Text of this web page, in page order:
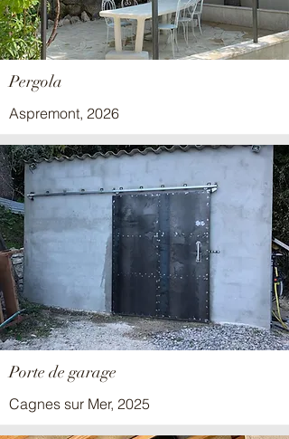
Pergola
Aspremont, 2026
Porte de garage
Cagnes sur Mer, 2025